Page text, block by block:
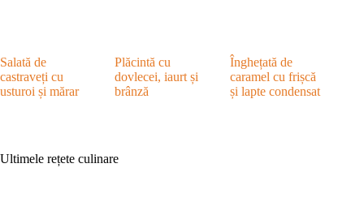
Salată de
castraveți cu
usturoi și mărar
Plăcintă cu
dovlecei, iaurt și
brânză
Înghețată de
caramel cu frișcă
și lapte condensat
Ultimele rețete culinare